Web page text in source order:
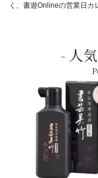
く、書遊Onlineの営業日カ
人